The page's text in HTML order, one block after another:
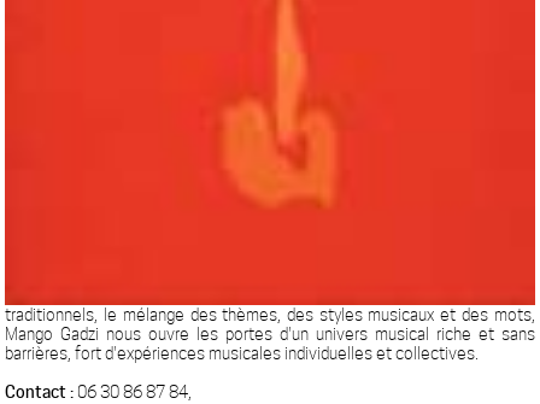
traditionnels, le mélange des thèmes, des styles musicaux et des mots,
Mango Gadzi nous ouvre les portes d'un univers musical riche et sans
barrières, fort d'expériences musicales individuelles et collectives.
Contact : 06 30 86 87 84,